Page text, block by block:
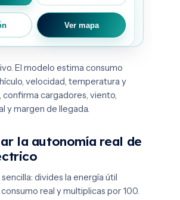
Ver mapa
El modelo estima consumo
velocidad, temperatura y
confirma cargadores, viento,
y margen de llegada.
la autonomía real de
divides la energía útil
real y multiplicas por 100.